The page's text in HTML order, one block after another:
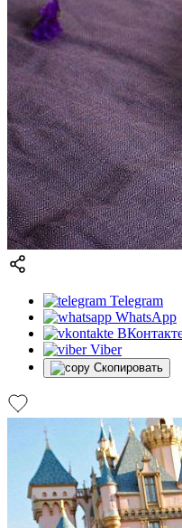
Telegram
WhatsApp
Viber
Скопировать